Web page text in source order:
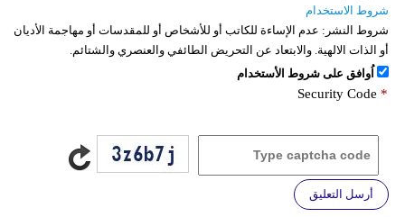
شروط الاستخدام
شروط النشر: عدم الإساءة للكاتب أو للأشخاص أو للمقدسات أو مهاجمة الأديان
أو الذات الالهية. والابتعاد عن التحريض الطائفي والعنصري والشتائم.
اُوافق على شروط الأستخدام
Security Code *
أرسل التعليق